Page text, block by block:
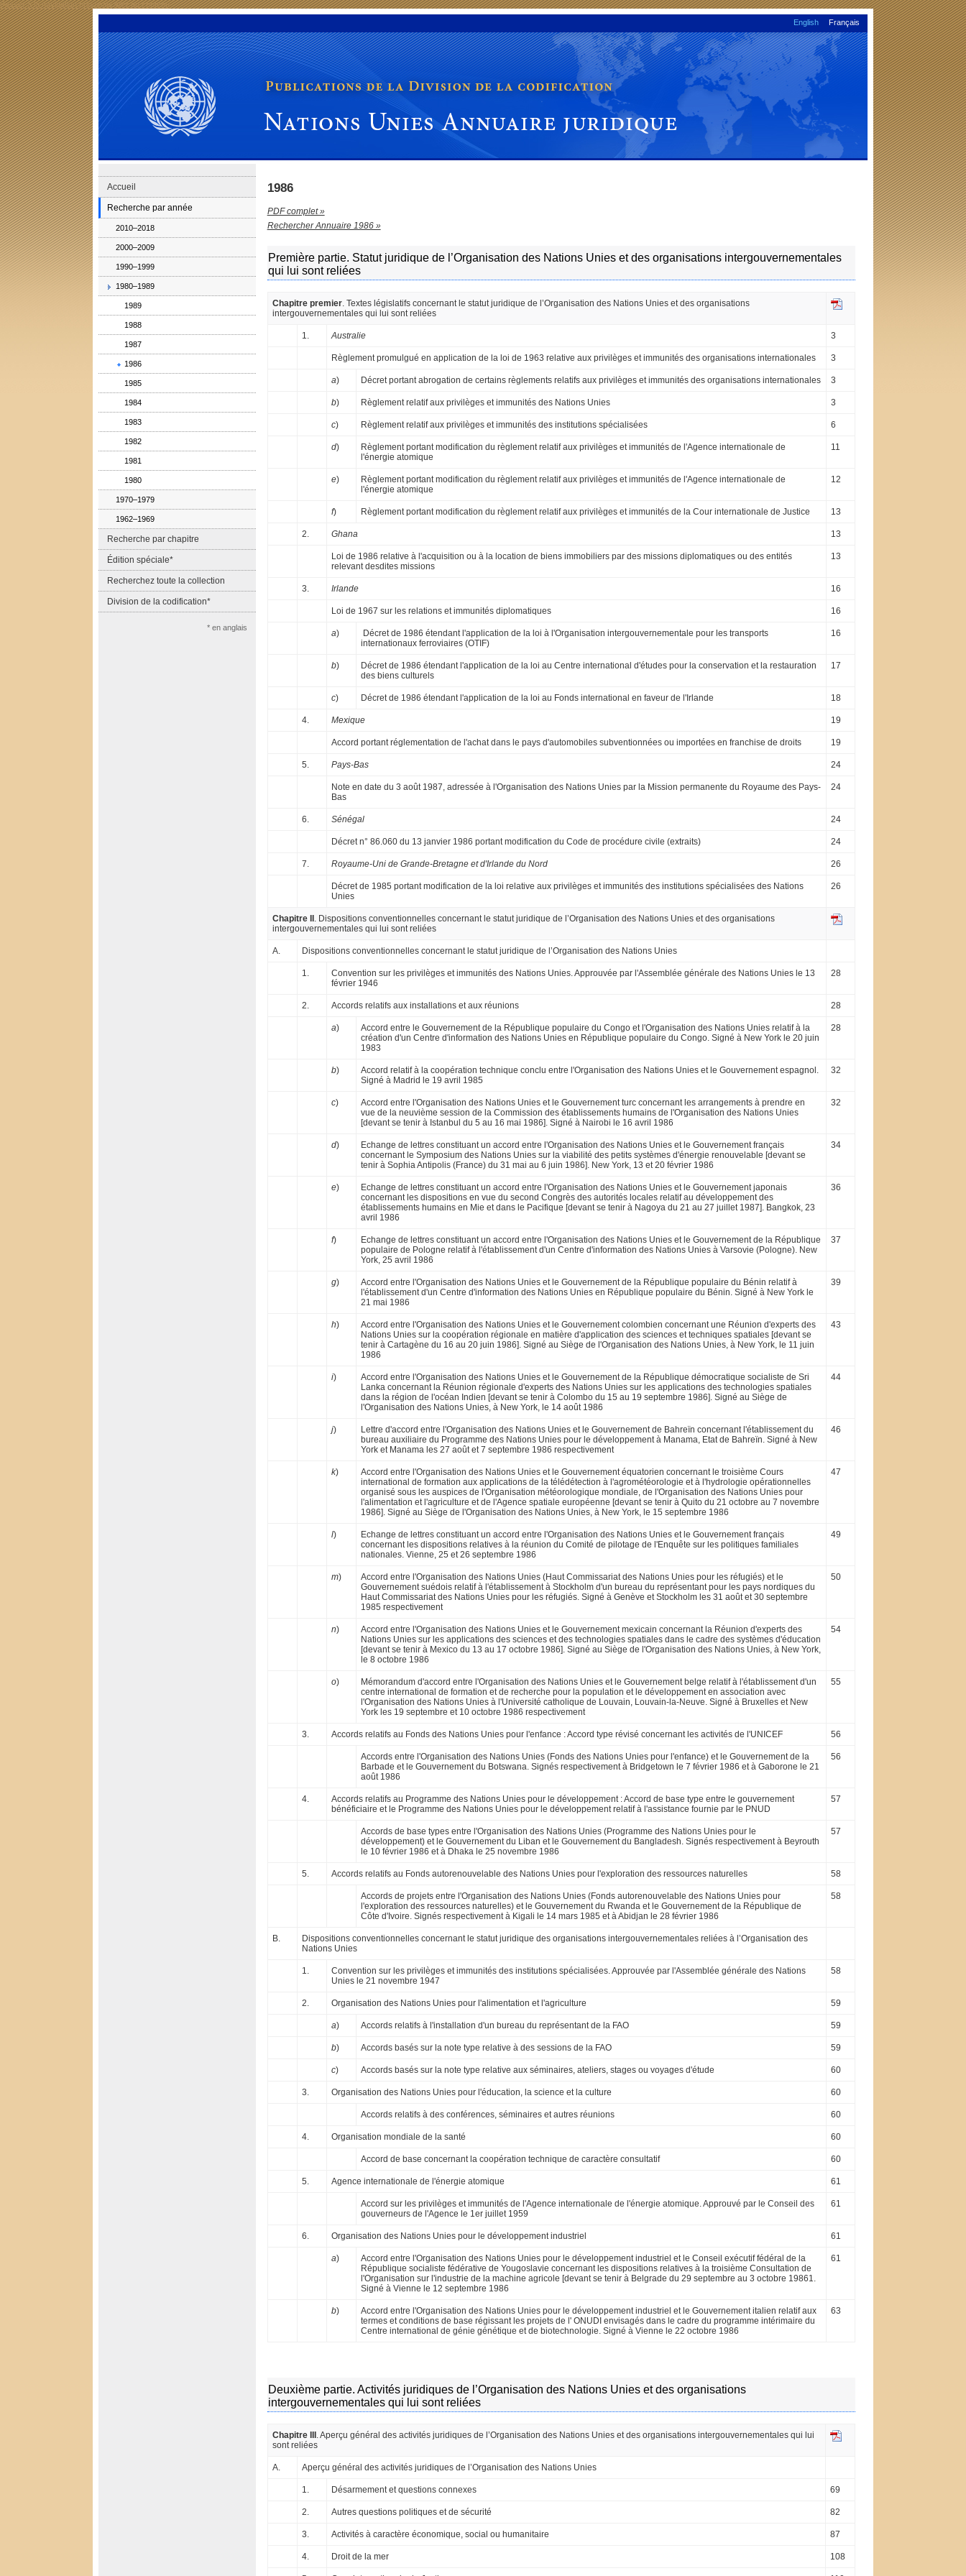
Passer à la navigation principaleAller au contenu
English Français
Publications de la Division de la codification: Nations Unies Annuaire juridique
Accueil
Recherche par année
2010–2018
2000–2009
1990–1999
1980–1989
1989
1988
1987
1986
1985
1984
1983
1982
1981
1980
1970–1979
1962–1969
Recherche par chapitre
Édition spéciale*
Recherchez toute la collection
Division de la codification*
* en anglais
1986
PDF complet »
Rechercher Annuaire 1986 »
Première partie. Statut juridique de l’Organisation des Nations Unies et des organisations intergouvernementales
qui lui sont reliées
Chapitre premier. Textes législatifs concernant le statut juridique de l’Organisation des Nations Unies et des organisations
intergouvernementales qui lui sont reliées
1. Australie 3
Règlement promulgué en application de la loi de 1963 relative aux privilèges et immunités des organisations internationales 3
a) Décret portant abrogation de certains règlements relatifs aux privilèges et immunités des organisations internationales 3
b) Règlement relatif aux privilèges et immunités des Nations Unies 3
c) Règlement relatif aux privilèges et immunités des institutions spécialisées 6
d)
Règlement portant modification du règlement relatif aux privilèges et immunités de l'Agence internationale de
l'énergie atomique
11
e)
Règlement portant modification du règlement relatif aux privilèges et immunités de l'Agence internationale de
l'énergie atomique
12
f) Règlement portant modification du règlement relatif aux privilèges et immunités de la Cour internationale de Justice 13
2. Ghana 13
Loi de 1986 relative à l'acquisition ou à la location de biens immobiliers par des missions diplomatiques ou des entités
relevant desdites missions
13
3. Irlande 16
Loi de 1967 sur les relations et immunités diplomatiques 16
a)
Décret de 1986 étendant l'application de la loi à l'Organisation intergouvernementale pour les transports
internationaux ferroviaires (OTIF)
16
b)
Décret de 1986 étendant l'application de la loi au Centre international d'études pour la conservation et la restauration
des biens culturels
17
c) Décret de 1986 étendant l'application de la loi au Fonds international en faveur de l'Irlande 18
4. Mexique 19
Accord portant réglementation de l'achat dans le pays d'automobiles subventionnées ou importées en franchise de droits 19
5. Pays-Bas 24
Note en date du 3 août 1987, adressée à l'Organisation des Nations Unies par la Mission permanente du Royaume des Pays-
Bas
24
6. Sénégal 24
Décret n° 86.060 du 13 janvier 1986 portant modification du Code de procédure civile (extraits) 24
7. Royaume-Uni de Grande-Bretagne et d'Irlande du Nord 26
Décret de 1985 portant modification de la loi relative aux privilèges et immunités des institutions spécialisées des Nations
Unies
26
Chapitre II . Dispositions conventionnelles concernant le statut juridique de l’Organisation des Nations Unies et des organisations
intergouvernementales qui lui sont reliées
A. Dispositions conventionnelles concernant le statut juridique de l’Organisation des Nations Unies
1.
Convention sur les privilèges et immunités des Nations Unies. Approuvée par l'Assemblée générale des Nations Unies le 13
février 1946
28
2. Accords relatifs aux installations et aux réunions 28
a)
Accord entre le Gouvernement de la République populaire du Congo et l'Organisation des Nations Unies relatif à la
création d'un Centre d'information des Nations Unies en République populaire du Congo. Signé à New York le 20 juin
1983
28
b)
Accord relatif à la coopération technique conclu en­tre l'Organisation des Nations Unies et le Gouvernement espagnol.
Signé à Madrid le 19 avril 1985
32
c)
Accord entre l'Organisation des Nations Unies et le Gouvernement turc concernant les arrangements à prendre en
vue de la neuvième session de la Commission des établissements humains de l'Organisation des Nations Unies
[devant se tenir à Istanbul du 5 au 16 mai 1986]. Signé à Nairobi le 16 avril 1986
32
d)
Echange de lettres constituant un accord entre l'Organisation des Nations Unies et le Gouvernement français
concernant le Symposium des Nations Unies sur la viabilité des petits systèmes d'énergie renouvelable [devant se
tenir à Sophia Antipolis (France) du 31 mai au 6 juin 1986]. New York, 13 et 20 février 1986
34
e)
Echange de lettres constituant un accord entre l'Organisation des Nations Unies et le Gouvernement japonais
concernant les dispositions en vue du second Congrès des autorités locales relatif au développement des
établissements humains en Mie et dans le Pacifique [devant se tenir à Nagoya du 21 au 27 juillet 1987]. Bangkok, 23
avril 1986
36
f)
Echange de lettres constituant un accord entre l'Organisation des Nations Unies et le Gouvernement de la République
populaire de Pologne relatif à l'établissement d'un Centre d'information des Nations Unies à Varsovie (Pologne). New
York, 25 avril 1986
37
g)
Accord entre l'Organisation des Nations Unies et le Gouvernement de la République populaire du Bénin relatif à
l'établissement d'un Centre d'information des Nations Unies en République populaire du Bénin. Signé à New York le
21 mai 1986
39
h)
Accord entre l'Organisation des Nations Unies et le Gouvernement colombien concernant une Réunion d'experts des
Nations Unies sur la coopération régionale en matière d'application des sciences et techniques spatiales [devant se
tenir à Cartagène du 16 au 20 juin 1986]. Signé au Siège de l'Organisation des Nations Unies, à New York, le 11 juin
1986
43
i)
Accord entre l'Organisation des Nations Unies et le Gouvernement de la République démocratique socialiste de Sri
Lanka concernant la Réunion régionale d'experts des Nations Unies sur les applications des technologies spatiales
dans la région de l'océan Indien [devant se tenir à Colombo du 15 au 19 septembre 1986]. Signé au Siège de
l'Organisa­tion des Nations Unies, à New York, le 14 août 1986
44
j)
Lettre d'accord entre l'Organisation des Nations Unies et le Gouvernement de Bahreïn concernant l'établissement du
bureau auxiliaire du Programme des Nations Unies pour le développement à Manama, Etat de Bahreïn. Signé à New
York et Manama les 27 août et 7 septembre 1986 respectivement
46
k)
Accord entre l'Organisation des Nations Unies et le Gouvernement équatorien concernant le troisième Cours
international de formation aux applications de la télédétection à l'agrométéorologie et à l'hydrologie opérationnelles
organisé sous les auspices de l'Organisation météorologique mondiale, de l'Organisation des Nations Unies pour
l'alimentation et l'agriculture et de l'Agence spatiale européenne [devant se tenir à Quito du 21 octobre au 7 novembre
1986]. Signé au Siège de l'Organisation des Nations Unies, à New York, le 15 septembre 1986
47
l)
Echange de lettres constituant un accord entre l'Organisation des Nations Unies et le Gouvernement français
concernant les dispositions relatives à la réunion du Comité de pilotage de l'Enquête sur les politiques familiales
nationales. Vienne, 25 et 26 septembre 1986
49
m)
Accord entre l'Organisation des Nations Unies (Haut Commissariat des Nations Unies pour les réfugiés) et le
Gouvernement suédois relatif à l'établissement à Stockholm d'un bureau du représentant pour les pays nordiques du
Haut Commissariat des Nations Unies pour les réfugiés. Signé à Genève et Stockholm les 31 août et 30 septembre
1985 respectivement
50
n)
Accord entre l'Organisation des Nations Unies et le Gouvernement mexicain concernant la Réunion d'experts des
Nations Unies sur les applications des sciences et des technologies spatiales dans le cadre des systèmes d'éducation
[devant se tenir à Mexico du 13 au 17 octobre 1986]. Signé au Siège de l'Organisation des Nations Unies, à New York,
le 8 octobre 1986
54
o)
Mémorandum d'accord entre l'Organisation des Nations Unies et le Gouvernement belge relatif à l'établissement d'un
centre international de formation et de recherche pour la population et le dévelop­pement en association avec
l'Organisation des Nations Unies à l'Université catholique de Louvain, Louvain-la-Neuve. Signé à Bruxelles et New
York les 19 septembre et 10 octobre 1986 respectivement
55
3. Accords relatifs au Fonds des Nations Unies pour l'enfance : Accord type révisé concernant les activités de l'UNICEF 56
Accords entre l'Organisation des Nations Unies (Fonds des Nations Unies pour l'enfance) et le Gouvernement de la
Barbade et le Gouvernement du Botswana. Signés res­pectivement à Bridgetown le 7 février 1986 et à Gaborone le 21
août 1986
56
4.
Accords relatifs au Programme des Nations Unies pour le développement : Accord de base type entre le gouvernement
bénéficiaire et le Programme des Nations Unies pour le développement relatif à l'assistance fournie par le PNUD
57
Accords de base types entre l'Organisation des Nations Unies (Programme des Nations Unies pour le
développement) et le Gouvernement du Liban et le Gouvernement du Bangladesh. Signés respectivement à Beyrouth
le 10 février 1986 et à Dhaka le 25 novembre 1986
57
5. Accords relatifs au Fonds autorenouvelable des Nations Unies pour l'exploration des ressources naturelles 58
Accords de projets entre l'Organisation des Nations Unies (Fonds autorenouvelable des Nations Unies pour
l'exploration des ressources naturelles) et le Gouvernement du Rwanda et le Gouvernement de la République de
Côte d'Ivoire. Signés respectivement à Kigali le 14 mars 1985 et à Abidjan le 28 février 1986
58
B.
Dispositions conventionnelles concernant le statut juridique des organisations intergouvernementales reliées à l’Organisation des
Nations Unies
1.
Convention sur les privilèges et immunités des institutions spécialisées. Approuvée par l'Assemblée générale des Nations
Unies le 21 novembre 1947
58
2. Organisation des Nations Unies pour l'alimentation et l'agriculture 59
a) Accords relatifs à l'installation d'un bureau du représentant de la FAO 59
b) Accords basés sur la note type relative à des sessions de la FAO 59
c) Accords basés sur la note type relative aux séminaires, ateliers, stages ou voyages d'étude 60
3. Organisation des Nations Unies pour l'éducation, la science et la culture 60
Accords relatifs à des conférences, séminaires et autres réunions 60
4. Organisation mondiale de la santé 60
Accord de base concernant la coopération technique de caractère consultatif 60
5. Agence internationale de l'énergie atomique 61
Accord sur les privilèges et immunités de l'Agence internationale de l'énergie atomique. Approuvé par le Conseil des
gouverneurs de l'Agence le 1er juillet 1959
61
6. Organisation des Nations Unies pour le développement industriel 61
a)
Accord entre l'Organisation des Nations Unies pour le développement industriel et le Conseil exécutif fédéral de la
République socialiste fédérative de Yougoslavie concernant les dispositions relatives à la troisième Consultation de
l'Organisation sur l'industrie de la machine agricole [devant se tenir à Belgrade du 29 septembre au 3 octobre 19861.
Signé à Vienne le 12 septembre 1986
61
b)
Accord entre l'Organisation des Nations Unies pour le développement industriel et le Gouvernement italien relatif aux
termes et conditions de base régissant les projets de l' ONUDI envisagés dans le cadre du programme intérimaire du
Centre international de génie génétique et de biotechnologie. Signé à Vienne le 22 octobre 1986
63
Deuxième partie. Activités juridiques de l’Organisation des Nations Unies et des organisations
intergouvernementales qui lui sont reliées
Chapitre III. Aperçu général des activités juridiques de l’Organisation des Nations Unies et des organisations intergouvernementales qui lui
sont reliées
A. Aperçu général des activités juridiques de l’Organisation des Nations Unies
1. Désarmement et questions connexes 69
2. Autres questions politiques et de sécurité 82
3. Activités à caractère économique, social ou humanitaire 87
4. Droit de la mer 108